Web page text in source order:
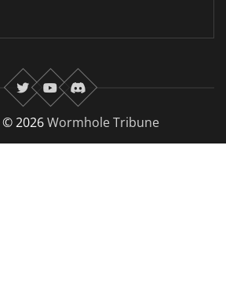
twitteryoutubeDiscord
2026Wormhole Tribune